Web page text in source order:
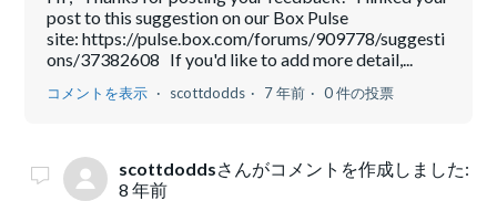
post to this suggestion on our Box Pulse
site: https://pulse.box.com/forums/909778/suggesti
ons/37382608 If you'd like to add more detail,...
コメントを表示 scottdodds 7 年前 0 件の投票
scottdoddsさんがコメントを作成しました:
8 年前